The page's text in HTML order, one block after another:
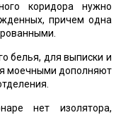
коридора нужно
причем одна
белья, для выписки и
моечными дополняют
нет изолятора,